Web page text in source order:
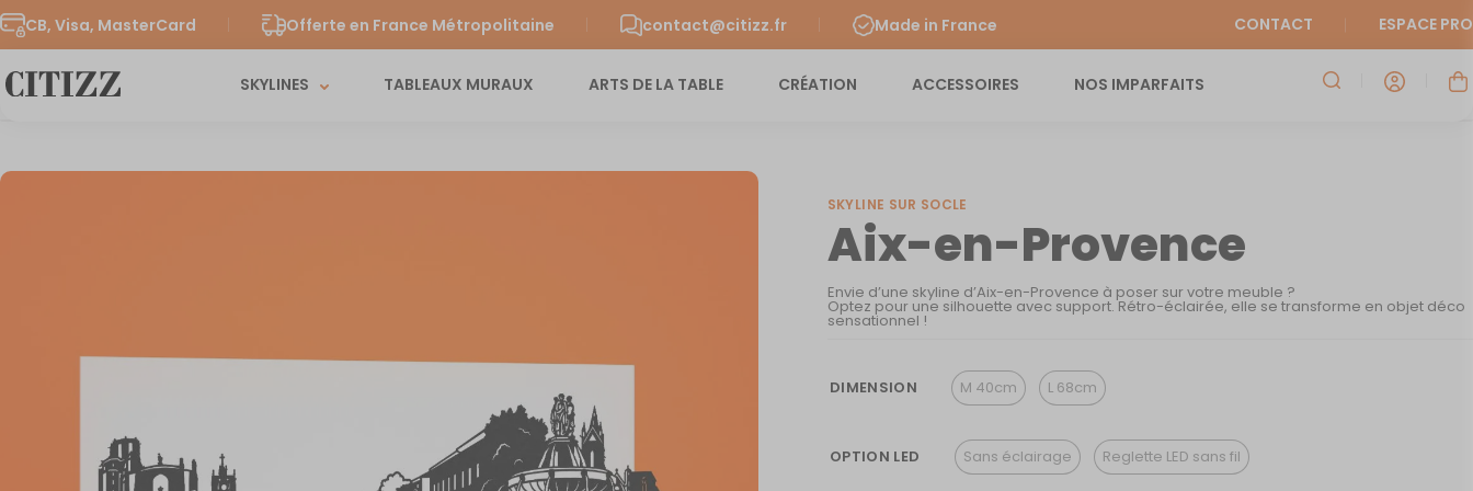
CB, Visa, MasterCard Offerte en France Métropolitaine contact@citizz.fr Made in France CONTACT ESPACE PRO
SKYLINES TABLEAUX MURAUX ARTS DE LA TABLE CRÉATION ACCESSOIRES NOS IMPARFAITS
SKYLINE SUR SOCLE
Aix-en-Provence
Envie d’une skyline d’Aix-en-Provence à poser sur votre meuble ?
Optez pour une silhouette avec support. Rétro-éclairée, elle se transforme en objet déco
sensationnel !
DIMENSION M 40cm L 68cm
OPTION LED Sans éclairage Reglette LED sans fil